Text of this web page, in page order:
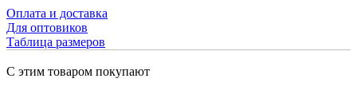
Оплата и доставка
Для оптовиков
Таблица размеров
С этим товаром покупают